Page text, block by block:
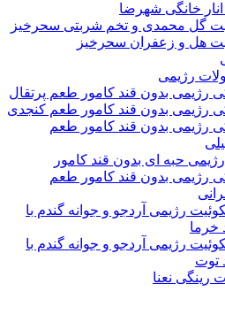
خانگی شهرضا
گل محمدی و تخم شربتی سحرخیز
هل و زعفران سحرخیز
رژیمی
رژیمی بدون قند کامور طعم پرتقال
رژیمی بدون قند کامور طعم کنجدی
رژیمی بدون قند کامور طعم
حبه ای بدون قند کامور
رژیمی بدون قند کامور طعم
رژیمی آردجو و جوانه گندم با
خرما
رژیمی آردجو و جوانه گندم با
توت
رینگی نعنا